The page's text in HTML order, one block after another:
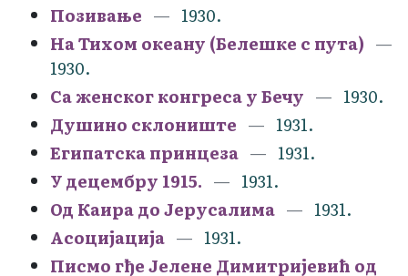
Позивање
1930.
На Тихом океану (Белешке с пута)
1930.
Са женског конгреса у Бечу
1930.
Душино склониште
1931.
Египатска принцеза
1931.
У децембру 1915.
1931.
Од Каира до Јерусалима
1931.
Асоцијација
1931.
Писмо гђе Јелене Димитријевић од